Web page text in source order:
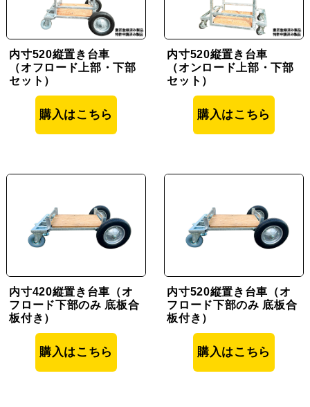
内寸520縦置き台車
（オフロード上部・下部
セット）
購入はこちら
内寸520縦置き台車
（オンロード上部・下部
セット）
購入はこちら
内寸420縦置き台車（オ
フロード下部のみ 底板合
板付き）
購入はこちら
内寸520縦置き台車（オ
フロード下部のみ 底板合
板付き）
購入はこちら